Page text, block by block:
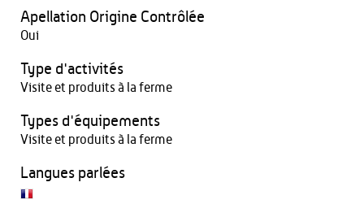
Apellation Origine Contrôlée
Oui
Type d'activités
Visite et produits à la ferme
Types d'équipements
Visite et produits à la ferme
Langues parlées